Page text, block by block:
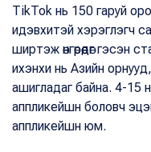
TikTok нь 150 гаруй
идэвхитэй хэрэглэгч
ширтэж өнгөрөөдөг
ихэнхи нь Азийн
ашигладаг байна. 4-15
аппликейшн боловч
аппликейшн юм.